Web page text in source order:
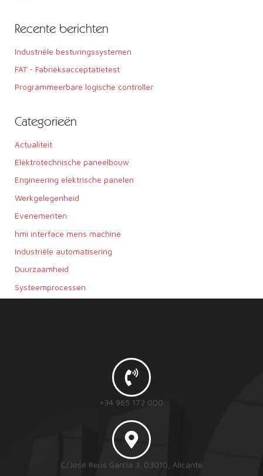
Recente berichten
Industriële besturingssystemen
FAT - Fabrieksacceptatietest
Programmeerbare logische controller
Categorieën
Actualiteit
Elektrotechnische paneelbouw
Engineering elektrische panelen
Werkgelegenheid
Evenementen
hmi interface mens machine
Industriële automatisering
Duurzaamheid
Systeemprocessen
+34 965 172 000
C/José Reus García 3. 03010, Alicante